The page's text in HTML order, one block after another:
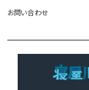
お問い合わせ